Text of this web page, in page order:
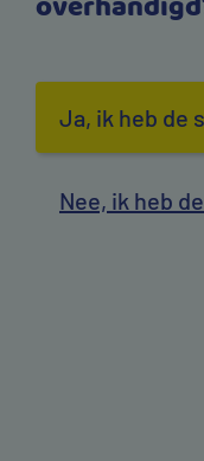
Ja, ik heb de
Nee, ik heb